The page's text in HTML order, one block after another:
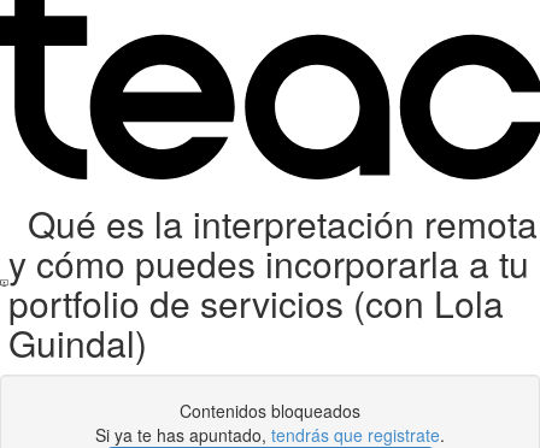
Qué es la interpretación remota
y cómo puedes incorporarla a tu
portfolio de servicios (con Lola
Guindal)
Contenidos bloqueados
Si ya te has apuntado, tendrás que registrate.